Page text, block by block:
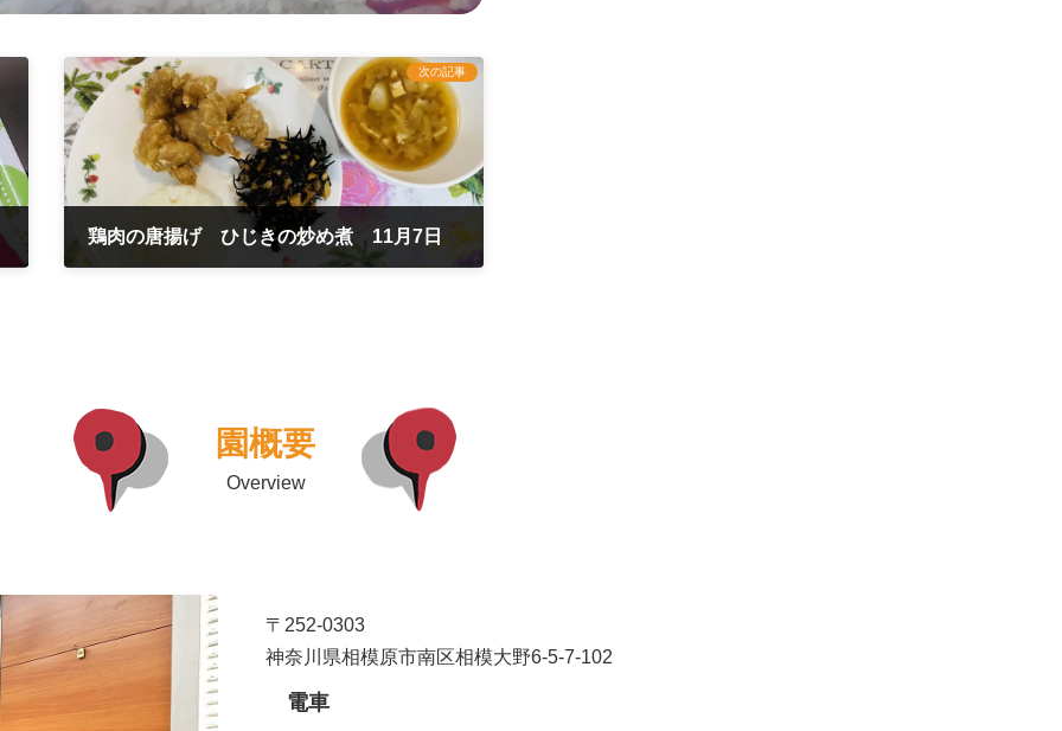
次の記事
鶏肉の唐揚げ ひじきの炒め煮 11月7日
園概要
Overview
〒252-0303
神奈川県相模原市南区相模大野6-5-7-102
電車